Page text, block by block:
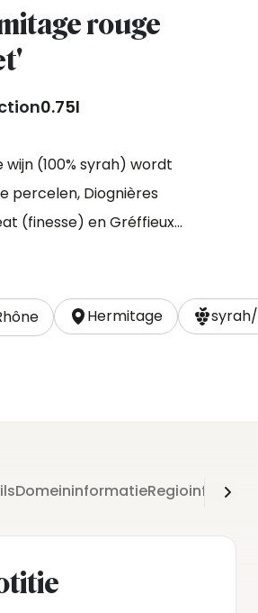
rouge
0.75l
wijn (100% syrah) wordt
percelen, Diognières
(finesse) en Gréffieux
Hermitage
Domeininformatie